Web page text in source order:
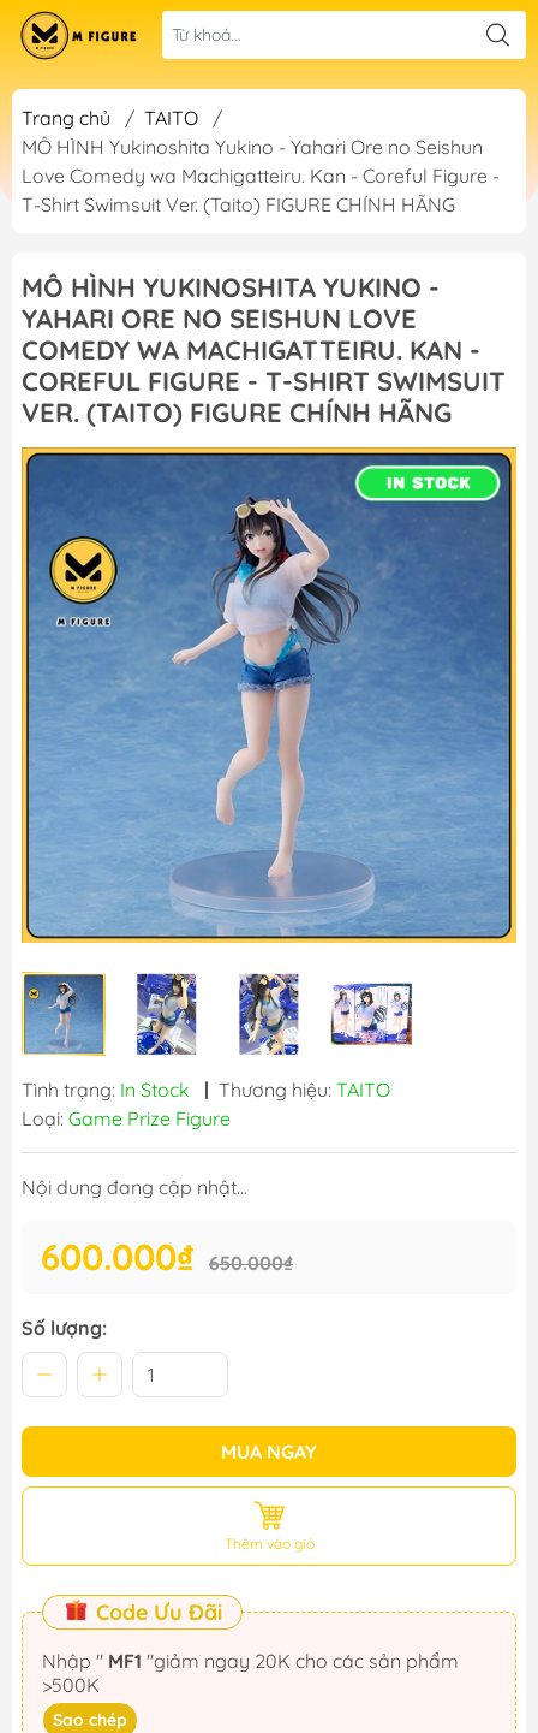
Trang chủ / TAITO
/
MÔ HÌNH Yukinoshita Yukino - Yahari Ore no Seishun
Love Comedy wa Machigatteiru. Kan - Coreful Figure -
T-Shirt Swimsuit Ver. (Taito) FIGURE CHÍNH HÃNG
MÔ HÌNH YUKINOSHITA YUKINO -
YAHARI ORE NO SEISHUN LOVE
COMEDY WA MACHIGATTEIRU. KAN -
COREFUL FIGURE - T-SHIRT SWIMSUIT
VER. (TAITO) FIGURE CHÍNH HÃNG
Tình trạng: In Stock | Thương hiệu: TAITO
Loại: Game Prize Figure
Nội dung đang cập nhật...
600.000₫ 650.000₫
Số lượng:
MUA NGAY
Thêm vào giỏ
Code Ưu Đãi
Nhập " MF1
>500K
Sao chép